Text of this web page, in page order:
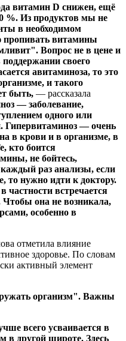
витамин D снижен, ещё
%. Из продуктов мы не
в необходимом
пропивать витамины
Вопрос не в цене и
своего
авитаминоза, то это
и такого
быть, — рассказала
— заболевание,
одного или
Гипервитаминоз — очень
в крови и в организме, в
кто боится
не бойтесь,
раз анализы, если
то нужно идти к доктору.
частности встречается
Чтобы она не возникала,
особенно в
отметила влияние
здоровье. По словам
активный элемент
всего усваивается в
в другой широте. Здесь